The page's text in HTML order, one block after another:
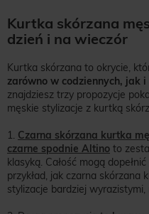
Kurtka skórzana
dzień i na wieczór
Kurtka skórzana to okrycie,
zarówno w codziennych, jak
znajdziesz trzy propozycje
męskie stylizacje z kurtką
1. Czarna skórzana kurtka
czarne spodnie Altino to
klasyką. Całość mogą dopełnić
przykład, jak czarna skórzana
stylizacje bardziej